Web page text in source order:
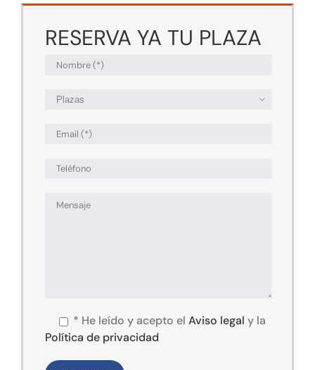
RESERVA YA TU PLAZA

* He leído y acepto el Aviso legal y la
Política de privacidad